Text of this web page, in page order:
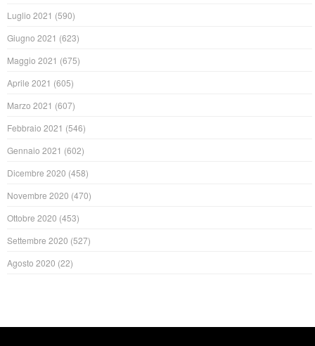
Luglio 2021 (590)
Giugno 2021 (623)
Maggio 2021 (675)
Aprile 2021 (605)
Marzo 2021 (607)
Febbraio 2021 (546)
Gennaio 2021 (602)
Dicembre 2020 (458)
Novembre 2020 (470)
Ottobre 2020 (453)
Settembre 2020 (527)
Agosto 2020 (22)